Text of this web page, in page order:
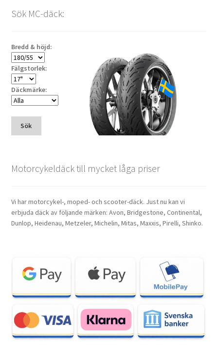
Sök MC-däck:
Bredd & höjd:
Fälgstorlek:
Däckmärke:
Sök
Motorcykeldäck till mycket låga priser
Vi har motorcykel-, moped- och scooter-däck. Just nu kan vi
erbjuda däck av följande märken: Avon, Bridgestone, Continental,
Dunlop, Heidenau, Metzeler, Michelin, Mitas, Maxxis, Pirelli, Shinko.